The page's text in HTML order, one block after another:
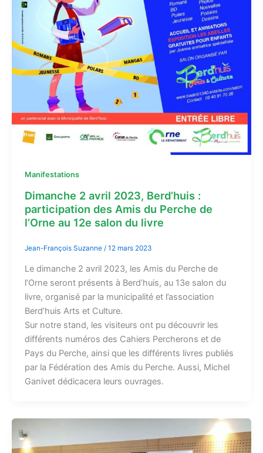
Manifestations
Dimanche 2 avril 2023, Berd’huis :
participation des Amis du Perche de
l’Orne au 12e salon du livre
Jean-François Suzanne / 12 mars 2023
Le dimanche 2 avril 2023, les Amis du Perche de
l’Orne seront présents à Berd’huis, au 13e salon du
livre, organisé par la municipalité et l’association
Berd’huis Arts et Culture.
Sur notre stand, les visiteurs ont pu découvrir les
différents numéros des Cahiers Percherons et de
Pays du Perche, ainsi que les différents livres publiés
par la Fédération des Amis du Perche. Aussi, Michel
Ganivet dédicacera leurs ouvrages.